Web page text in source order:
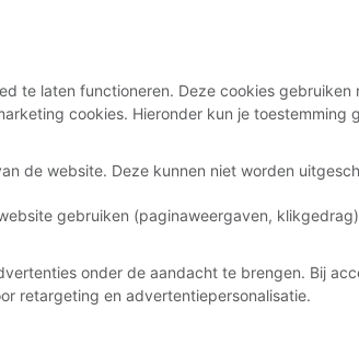
te laten functioneren. Deze cookies gebruiken
cookies. Hieronder kun je toestemming
de website. Deze kunnen niet worden
gebruiken (paginaweergaven,
onder de aandacht te brengen. Bij
retargeting en advertentiepersonalisatie.